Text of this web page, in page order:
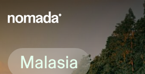
Malasia